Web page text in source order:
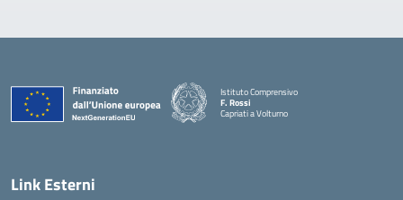
Istituto Comprensivo
F. Rossi
Capriati a Volturno
— Visita la pagina iniziale della scuola
Link Esterni